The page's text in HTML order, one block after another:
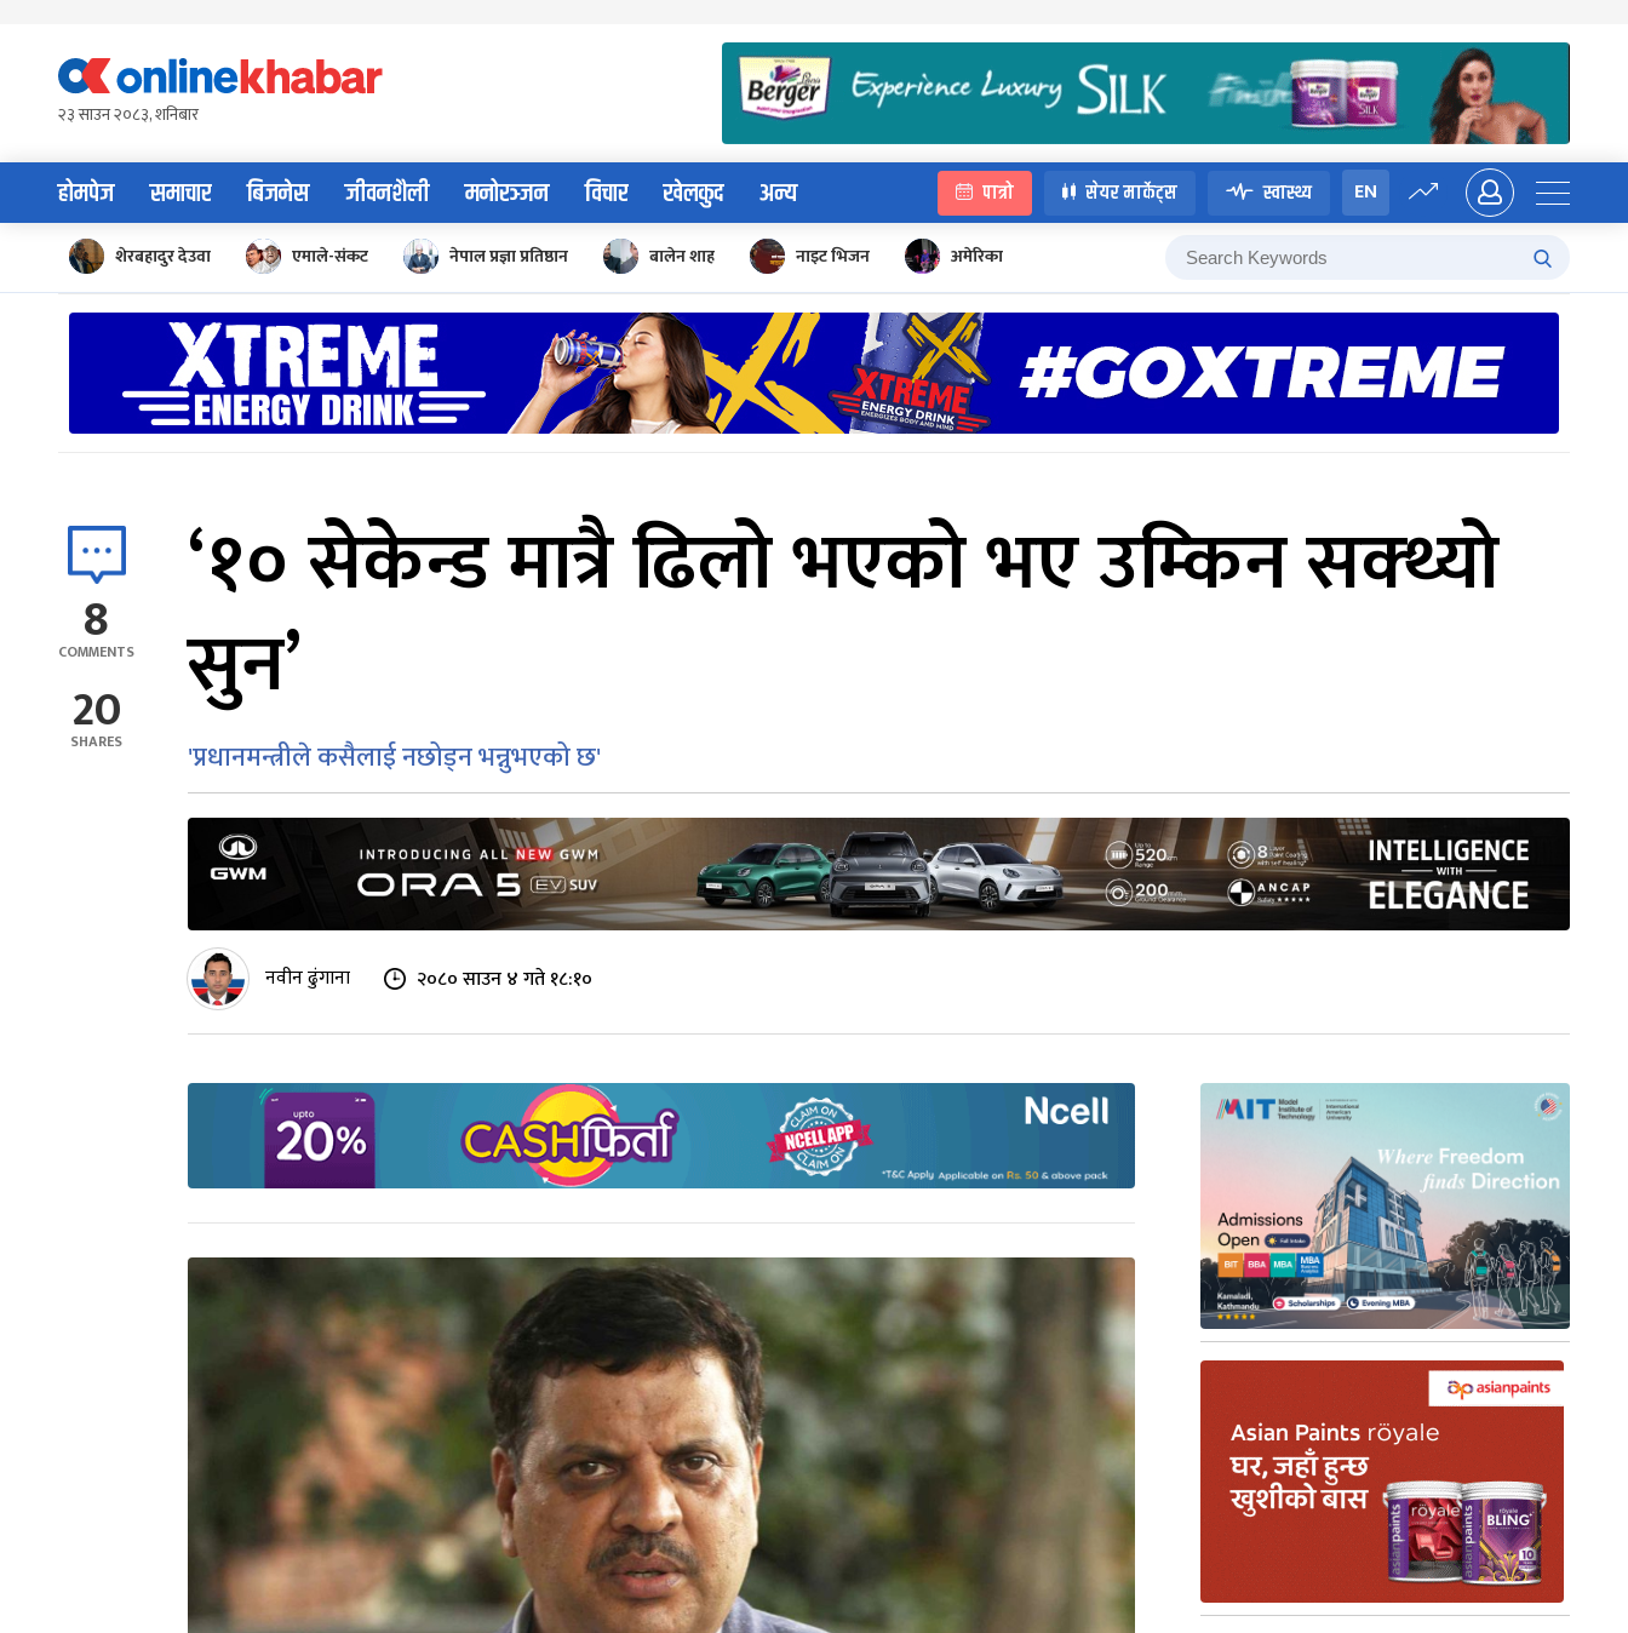
content२३ साउन २०८३, शनिबार
होमपेज समाचार बिजनेस जीवनशैली मनोरञ्जन विचार खेलकुद अन्य पात्रो सेयर मार्केट्स स्वास्थ्य EN
शेरबहादुर देउवा एमाले-संकट नेपाल प्रज्ञा प्रतिष्ठान बालेन शाह नाइट भिजन अमेरिका
8
COMMENTS
20
SHARES
‘१० सेकेन्ड मात्रै ढिलो भएको भए उम्किन सक्थ्यो
सुन’
'प्रधानमन्त्रीले कसैलाई नछोड्न भन्नुभएको छ'
नवीन ढुंगाना २०८० साउन ४ गते १८:१०